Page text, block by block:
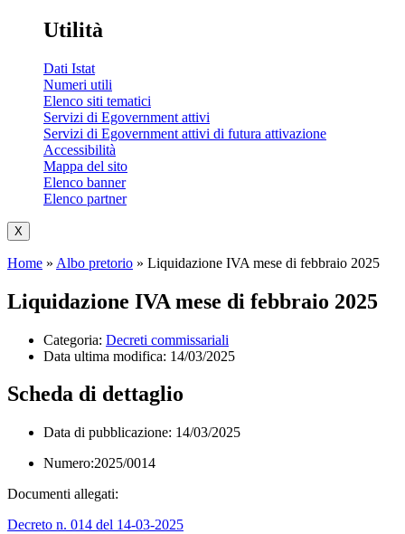
Utilità
Dati Istat
Numeri utili
Elenco siti tematici
Servizi di Egovernment attivi
Servizi di Egovernment attivi di futura attivazione
Accessibilità
Mappa del sito
Elenco banner
Elenco partner
X
Home » Albo pretorio » Liquidazione IVA mese di febbraio 2025
Liquidazione IVA mese di febbraio 2025
Categoria: Decreti commissariali
Data ultima modifica: 14/03/2025
Scheda di dettaglio
Data di pubblicazione: 14/03/2025
Numero:2025/0014
Documenti allegati:
Decreto n. 014 del 14-03-2025